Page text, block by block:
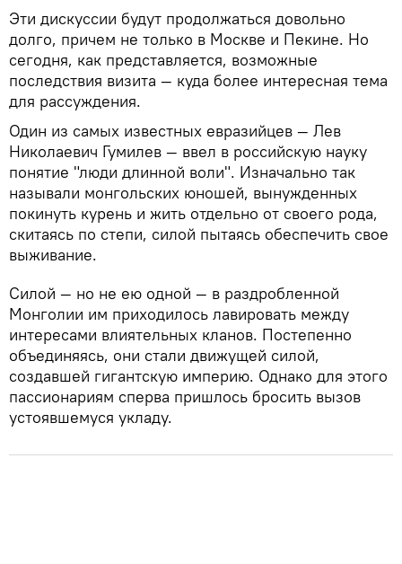
Эти дискуссии будут продолжаться довольно
долго, причем не только в Москве и Пекине. Но
сегодня, как представляется, возможные
последствия визита — куда более интересная тема
для рассуждения.
Один из самых известных евразийцев — Лев
Николаевич Гумилев — ввел в российскую науку
понятие "люди длинной воли". Изначально так
называли монгольских юношей, вынужденных
покинуть курень и жить отдельно от своего рода,
скитаясь по степи, силой пытаясь обеспечить свое
выживание.
Силой — но не ею одной — в раздробленной
Монголии им приходилось лавировать между
интересами влиятельных кланов. Постепенно
объединяясь, они стали движущей силой,
создавшей гигантскую империю. Однако для этого
пассионариям сперва пришлось бросить вызов
устоявшемуся укладу.